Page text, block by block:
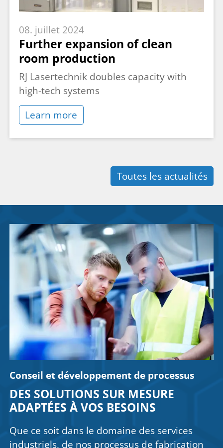
08. juillet 2024
Further expansion of clean
room production
RJ Lasertechnik doubles capacity with
high-tech systems
Learn more
Toutes les actualités
Conseil et développement de processus
DES SOLUTIONS SUR MESURE
ADAPTÉES À VOS BESOINS
Que ce soit dans le domaine des services
industriels, de nos processus de fabrication